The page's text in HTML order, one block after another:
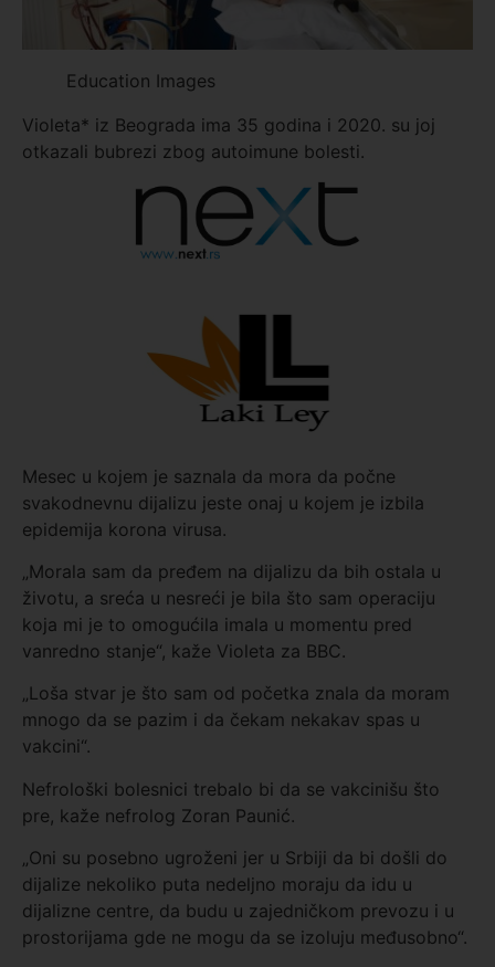
Education Images
Violeta* iz Beograda ima 35 godina i 2020. su joj
otkazali bubrezi zbog autoimune bolesti.
Mesec u kojem je saznala da mora da počne
svakodnevnu dijalizu jeste onaj u kojem je izbila
epidemija korona virusa.
„Morala sam da pređem na dijalizu da bih ostala u
životu, a sreća u nesreći je bila što sam operaciju
koja mi je to omogućila imala u momentu pred
vanredno stanje“, kaže Violeta za BBC.
„Loša stvar je što sam od početka znala da moram
mnogo da se pazim i da čekam nekakav spas u
vakcini“.
Nefrološki bolesnici trebalo bi da se vakcinišu što
pre, kaže nefrolog Zoran Paunić.
„Oni su posebno ugroženi jer u Srbiji da bi došli do
dijalize nekoliko puta nedeljno moraju da idu u
dijalizne centre, da budu u zajedničkom prevozu i u
prostorijama gde ne mogu da se izoluju međusobno“.